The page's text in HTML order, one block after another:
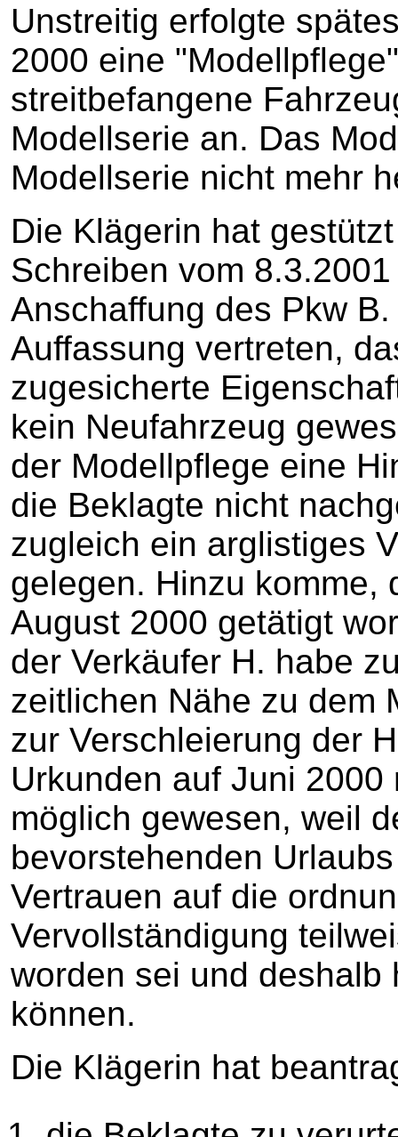
Unstreitig erfolgte
2000 eine
streitbefangene
Modellserie an. Das
Modellserie nicht mehr
Die Klägerin hat
Schreiben vom
Anschaffung des Pkw
Auffassung vertreten,
zugesicherte
kein Neufahrzeug
der Modellpflege eine
die Beklagte nicht
zugleich ein arglistiges
gelegen. Hinzu komme,
August 2000 getätigt
der Verkäufer H. habe
zeitlichen Nähe zu dem
zur Verschleierung der
Urkunden auf Juni
möglich gewesen, weil
bevorstehenden
Vertrauen auf die
Vervollständigung
worden sei und deshalb
können.
Die Klägerin hat